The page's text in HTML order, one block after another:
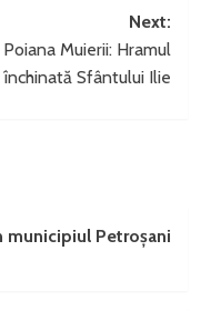
Next:
Muierii: Hramul
Sfântului Ilie
Petroșani